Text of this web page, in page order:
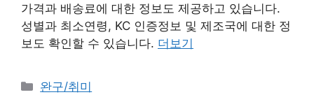
가격과 배송료에 대한 정보도 제공하고 있습니다.
성별과 최소연령, KC 인증정보 및 제조국에 대한 정
보도 확인할 수 있습니다. 더보기
카
완구/취미